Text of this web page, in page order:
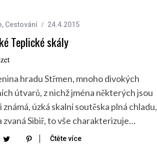
, Cestování 24.4.2015
Teplické skály
hradu Střmen, mnoho divokých
útvarů, z nichž jména některých jsou
známá, úzká skalní soutěska plná chladu,
zvaná Sibiř, to vše charakterizuje…
Čtěte více